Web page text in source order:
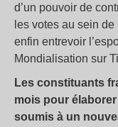
d’un pouvoir de
les votes au sein
enfin entrevoir
Mondialisation sur
Les constituants
mois pour
soumis à un